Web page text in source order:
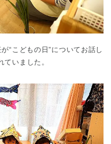
“こどもの日”についてお話し
いました。